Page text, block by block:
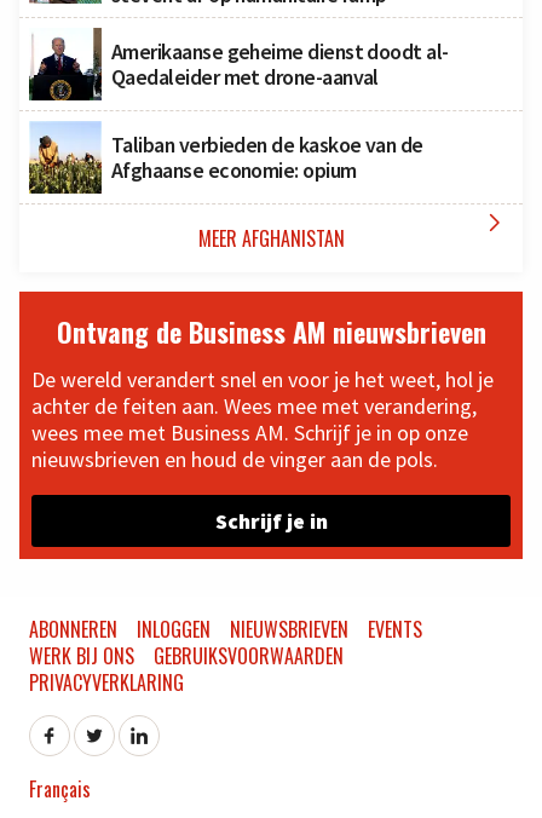
Amerikaanse geheime dienst doodt al-
Qaedaleider met drone-aanval
Taliban verbieden de kaskoe van de
Afghaanse economie: opium
MEER AFGHANISTAN 
Ontvang de Business AM nieuwsbrieven
De wereld verandert snel en voor je het weet, hol je
achter de feiten aan. Wees mee met verandering,
wees mee met Business AM. Schrijf je in op onze
nieuwsbrieven en houd de vinger aan de pols.
Schrijf je in
ABONNEREN INLOGGEN NIEUWSBRIEVEN
EVENTS
WERK BIJ ONS
GEBRUIKSVOORWAARDEN
PRIVACYVERKLARING
Français